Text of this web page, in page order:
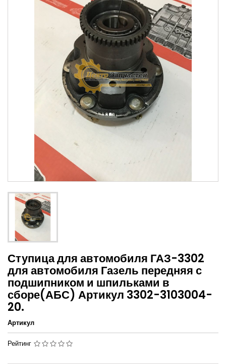
Ступица для автомобиля ГАЗ-3302
для автомобиля Газель передняя с
подшипником и шпильками в
сборе(АБС) Артикул 3302-3103004-
20.
Артикул
Рейтинг